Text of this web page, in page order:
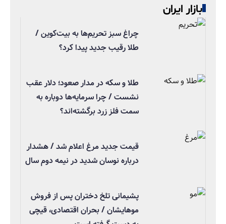
بازار ایران
چراغ سبز تحریم‌ها به بیت‌کوین /
طلا رقیب جدید پیدا کرد؟
طلا و سکه در مدار صعود؛ دلار عقب
نشست / چرا سرمایه‌ها دوباره به
سمت فلز زرد برگشته‌اند؟
قیمت جدید مرغ اعلام شد / هشدار
درباره نوسان شدید در نیمه دوم سال
پشیمانی تلخ دختران پس از فروش
موهایشان / بحران اقتصادی، قیچی